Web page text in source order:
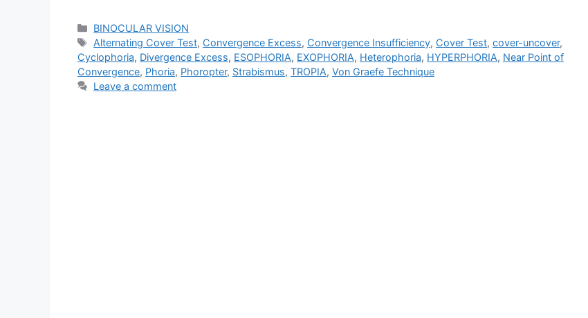
Categories
BINOCULAR VISION
Tags
Alternating Cover Test, Convergence Excess, Convergence Insufficiency, Cover Test,cover-uncover,
Cyclophoria, Divergence Excess, ESOPHORIA, EXOPHORIA, Heterophoria, HYPERPHORIA, Near Point of
Convergence, Phoria, Phoropter, Strabismus, TROPIA, Von Graefe Technique
Leave a comment